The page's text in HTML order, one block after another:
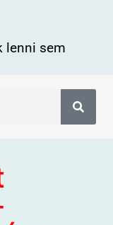
lenni sem